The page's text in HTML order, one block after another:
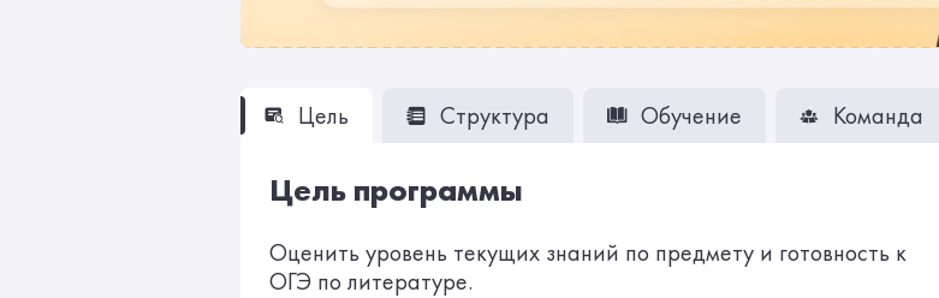
Цель Структура Обучение Команда
Цель программы
Оценить уровень текущих знаний по предмету и готовность к
ОГЭ по литературе.